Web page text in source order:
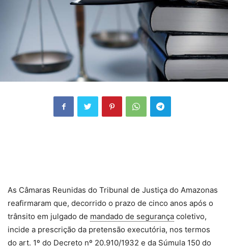
As Câmaras Reunidas do Tribunal de Justiça do Amazonas
reafirmaram que, decorrido o prazo de cinco anos após o
trânsito em julgado de mandado de segurança coletivo,
incide a prescrição da pretensão executória, nos termos
do art. 1º do Decreto nº 20.910/1932 e da Súmula 150 do